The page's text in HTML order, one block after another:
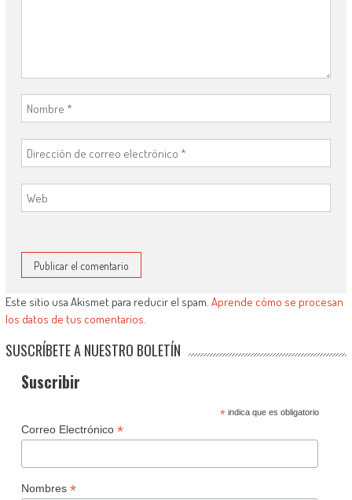
Este sitio usa Akismet para reducir el spam. Aprende cómo se procesan
los datos de tus comentarios.
SUSCRÍBETE A NUESTRO BOLETÍN
Suscribir
*indica que es obligatorio
Correo Electrónico *
Nombres *